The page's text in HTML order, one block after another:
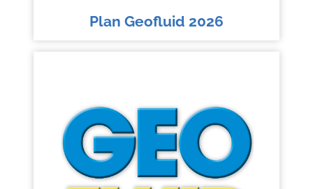
Plan Geofluid 2026